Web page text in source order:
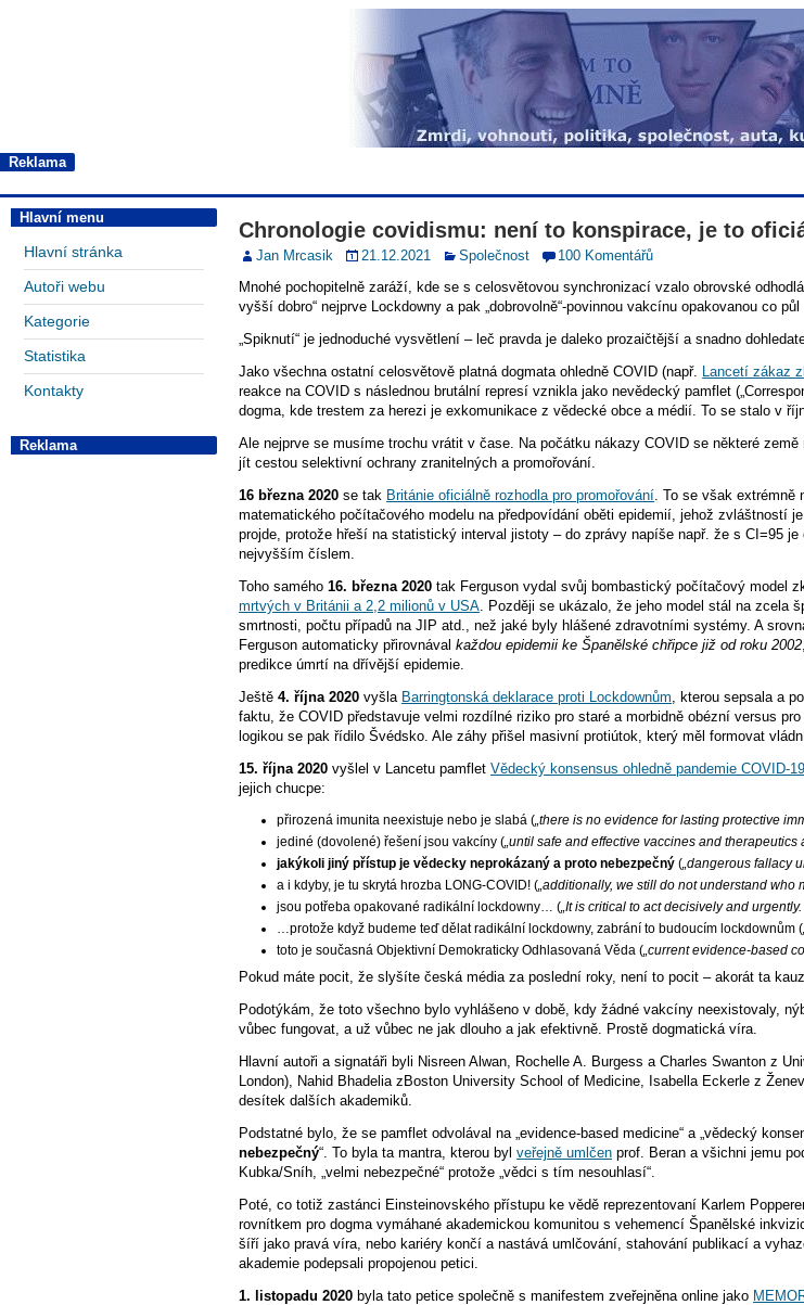
Reklama
Hlavní menu
Hlavní stránka
Autoři webu
Kategorie
Statistika
Kontakty
Reklama
Chronologie covidismu: není to konspirace, je to
Jan Mrcasik 21.12.2021 Společnost
100 Komentářů
Mnohé pochopitelně zaráží, kde se s celosvětovou synchronizací vzalo obrovské
vyšší dobro“ nejprve Lockdowny a pak „dobrovolně“-povinnou vakcínu opakovanou co
„Spiknutí“ je jednoduché vysvětlení – leč pravda je daleko prozaičtější a snadno
Jako všechna ostatní celosvětově platná dogmata ohledně COVID (např. Lancetí zákaz
reakce na COVID s následnou brutální represí vznikla jako nevědecký pamflet
dogma, kde trestem za herezi je exkomunikace z vědecké obce a médií. To se stalo v
Ale nejprve se musíme trochu vrátit v čase. Na počátku nákazy COVID se některé
jít cestou selektivní ochrany zranitelných a promořování.
16 března 2020 se tak Británie oficiálně rozhodla pro promořování. To se však extrémně
matematického počítačového modelu na předpovídání oběti epidemií, jehož zvláštností
projde, protože hřeší na statistický interval jistoty – do zprávy napíše např. že s CI=95
nejvyšším číslem.
Toho samého16. března 2020 tak Ferguson vydal svůj bombastický počítačový model
mrtvých v Británii a 2,2 milionů v USA. Později se ukázalo, že jeho model stál na zcela
smrtnosti, počtu případů na JIP atd., než jaké byly hlášené zdravotními systémy. A
Ferguson automaticky přirovnávalkaždou epidemii ke Španělské chřipce již od roku 2002
predikce úmrtí na dřívější epidemie.
Ještě4. října 2020 vyšla Barringtonská deklarace proti Lockdownům, kterou sepsala a
faktu, že COVID představuje velmi rozdílné riziko pro staré a morbidně obézní versus
logikou se pak řídilo Švédsko. Ale záhy přišel masivní protiútok, který měl formovat
15. října 2020 vyšlel v Lancetu pamfletVědecký konsensus ohledně pandemie COVID-
jejich chucpe:
přirozená imunita neexistuje nebo je slabá („there is no evidence for lasting protective
jediné (dovolené) řešení jsou vakcíny („until safe and effective vaccines and therapeutics
jakýkoli jiný přístup je vědecky neprokázaný a proto nebezpečný („dangerous fallacy
a i kdyby, je tu skrytá hrozba LONG-COVID! („additionally, we still do not understand who
jsou potřeba opakované radikální lockdowny… („It is critical to act decisively and
…protože když budeme teď dělat radikální lockdowny, zabrání to budoucím lockdownům (
toto je současná Objektivní Demokraticky Odhlasovaná Věda („current evidence-based
Pokud máte pocit, že slyšíte česká média za poslední roky, není to pocit – akorát ta
Podotýkám, že toto všechno bylo vyhlášeno v době, kdy žádné vakcíny neexistovaly,
vůbec fungovat, a už vůbec ne jak dlouho a jak efektivně. Prostě dogmatická víra.
Hlavní autoři a signatáři byli Nisreen Alwan, Rochelle A. Burgess a Charles Swanton z
London), Nahid Bhadelia zBoston University School of Medicine, Isabella Eckerle z
desítek dalších akademiků.
Podstatné bylo, že se pamflet odvolával na „evidence-based medicine“ a „vědecký
nebezpečný“. To byla ta mantra, kterou bylveřejně umlčen prof. Beran a všichni jemu
Kubka/Sníh, „velmi nebezpečné“ protože „vědci s tím nesouhlasí“.
Poté, co totiž zastánci Einsteinovského přístupu ke vědě reprezentovaní Karlem
rovnítkem pro dogma vymáhané akademickou komunitou s vehemencí Španělské
šíří jako pravá víra, nebo kariéry končí a nastává umlčování, stahování publikací a
akademie podepsali propojenou petici.
1. listopadu 2020 byla tato petice společně s manifestem zveřejněna online jako